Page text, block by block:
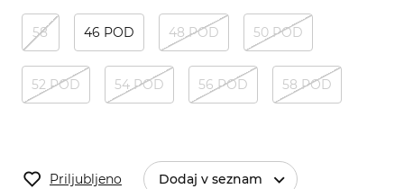
58 46 POD 48 POD 50 POD
52 POD 54 POD 56 POD 58 POD
Priljubljeno Dodaj v seznam